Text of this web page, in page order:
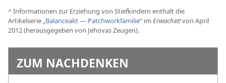
^Informationen zur Erziehung von Stiefkindern enthält die
Artikelserie „Balanceakt — Patchworkfamilie“ im Erwachet!von April
2012 (herausgegeben von Jehovas Zeugen).
ZUM NACHDENKEN